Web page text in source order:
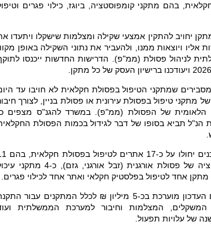
בהם מתקני קומפוסטציה, ביוגז, כילוי פגרים
יחויב להתקין אמצעי שקילה ומצלמות שישקלו ויתעדו
אליו ויוצאות ממנו, ולהעביר את נתוני השקילה באופן
לניהול פסולת (ממ"פ). הדרישות החדשות ייכנסו
שמתקני הטיפול בפסולת חקלאית לא חויבו עד
מתקני טיפול בפסולת עירונית או פסולת בניין, לצורך
הלאומית של הפסולת (ממ"פ). במשרד להגנ"ס מצפים
הנ"ל תביא בסופו של דבר לגידול בכמות הפסולת
התנאים המעודכנים יחולו על כ-
מתקני קומפוסטציה של פסולת אורגנית (זבל אורגני, גזם), כ-4
מתקן אחד לטיפול בפלסטיק חקלאי ואתר אחד לכילוי פגרים.
העלות של יישום העדכון מוערכת בכ-5 מיליון ₪ לכלל המתקנים עבור
המצלמות וחיבור למערכת הממשלתית